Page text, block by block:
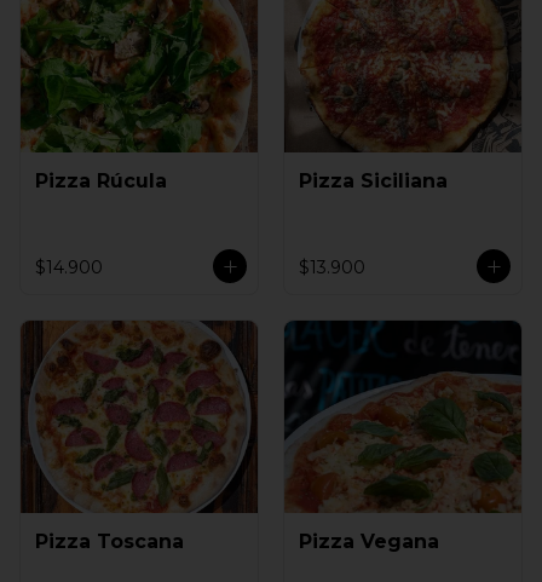
Pizza Rúcula
$14.900
Pizza Siciliana
$13.900
Pizza Toscana Pizza Vegana